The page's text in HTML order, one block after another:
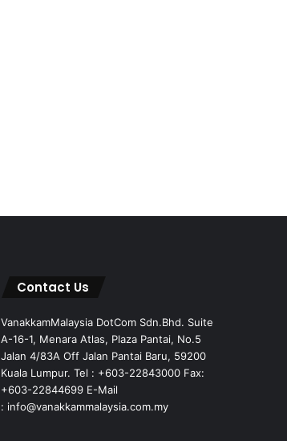
Contact Us
VanakkamMalaysia DotCom Sdn.Bhd. Suite
A-16-1, Menara Atlas, Plaza Pantai, No.5
Jalan 4/83A Off Jalan Pantai Baru, 59200
Kuala Lumpur. Tel : +603-22843000 Fax:
+603-22844699 E-Mail
: info@vanakkammalaysia.com.my